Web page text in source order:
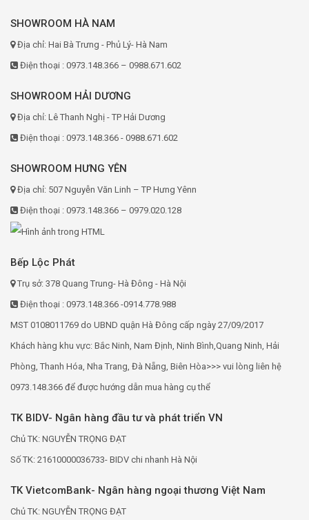
SHOWROOM HÀ NAM
Địa chỉ: Hai Bà Trưng - Phủ Lý- Hà Nam
Điện thoại : 0973.148.366 – 0988.671.602
SHOWROOM HẢI DƯƠNG
Địa chỉ: Lê Thanh Nghị - TP Hải Dương
Điện thoại : 0973.148.366 - 0988.671.602
SHOWROOM HƯNG YÊN
Địa chỉ: 507 Nguyễn Văn Linh – TP Hưng Yênn
Điện thoại : 0973.148.366 – 0979.020.128
Bếp Lộc Phát
Trụ sở: 378 Quang Trung- Hà Đông - Hà Nội
Điện thoại : 0973.148.366 -0914.778.988
MST 0108011769 do UBND quận Hà Đông cấp ngày 27/09/2017
Khách hàng khu vực: Bắc Ninh, Nam Định, Ninh Bình,Quang Ninh, Hải
Phòng, Thanh Hóa, Nha Trang, Đà Nẵng, Biên Hòa>>> vui lòng liên hệ
0973.148.366 để được hướng dẫn mua hàng cụ thể
TK BIDV- Ngân hàng đầu tư và phát triển VN
Chủ TK: NGUYỄN TRỌNG ĐẠT
Số TK: 21610000036733- BIDV chi nhanh Hà Nội
TK VietcomBank- Ngân hàng ngoại thương Việt Nam
Chủ TK: NGUYỄN TRỌNG ĐẠT